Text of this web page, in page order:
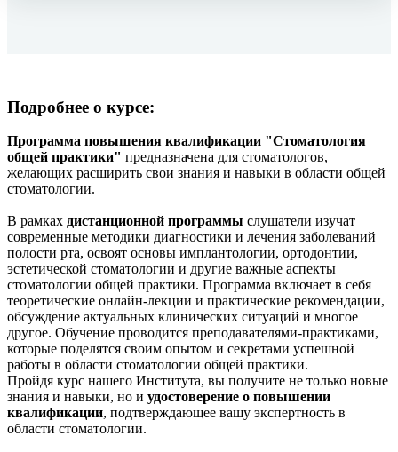
Подробнее о курсе:
Программа повышения квалификации "Стоматология
общей практики" предназначена для стоматологов,
желающих расширить свои знания и навыки в области общей
стоматологии.
В рамках дистанционной программы слушатели изучат
современные методики диагностики и лечения заболеваний
полости рта, освоят основы имплантологии, ортодонтии,
эстетической стоматологии и другие важные аспекты
стоматологии общей практики. Программа включает в себя
теоретические онлайн-лекции и практические рекомендации,
обсуждение актуальных клинических ситуаций и многое
другое. Обучение проводится преподавателями-практиками,
которые поделятся своим опытом и секретами успешной
работы в области стоматологии общей практики.
Пройдя курс нашего Института, вы получите не только новые
знания и навыки, но и удостоверение о повышении
квалификации, подтверждающее вашу экспертность в
области стоматологии.